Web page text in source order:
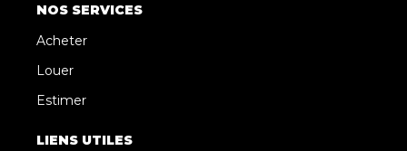
NOS SERVICES
Acheter
Louer
Estimer
LIENS UTILES